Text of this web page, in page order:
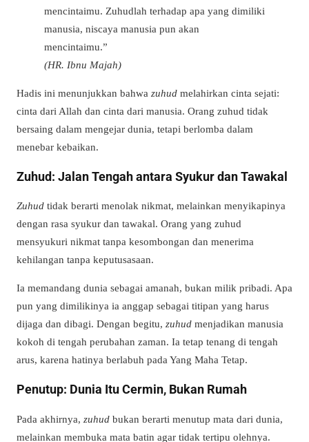
mencintaimu. Zuhudlah terhadap apa yang dimiliki
manusia, niscaya manusia pun akan
mencintaimu.”
(HR. Ibnu Majah)
Hadis ini menunjukkan bahwa zuhud melahirkan cinta sejati:
cinta dari Allah dan cinta dari manusia. Orang zuhud tidak
bersaing dalam mengejar dunia, tetapi berlomba dalam
menebar kebaikan.
Zuhud: Jalan Tengah antara Syukur dan Tawakal
Zuhud tidak berarti menolak nikmat, melainkan menyikapinya
dengan rasa syukur dan tawakal. Orang yang zuhud
mensyukuri nikmat tanpa kesombongan dan menerima
kehilangan tanpa keputusasaan.
Ia memandang dunia sebagai amanah, bukan milik pribadi. Apa
pun yang dimilikinya ia anggap sebagai titipan yang harus
dijaga dan dibagi. Dengan begitu, zuhud menjadikan manusia
kokoh di tengah perubahan zaman. Ia tetap tenang di tengah
arus, karena hatinya berlabuh pada Yang Maha Tetap.
Penutup: Dunia Itu Cermin, Bukan Rumah
Pada akhirnya, zuhud bukan berarti menutup mata dari dunia,
melainkan membuka mata batin agar tidak tertipu olehnya.